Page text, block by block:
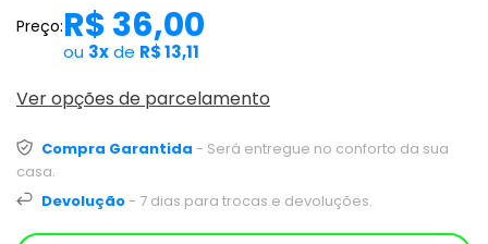
Preço:R$ 36,00
ou 3xde R$ 13,11
Ver opções de parcelamento
Compra Garantida - Será entregue no conforto da sua
casa.
Devolução - 7 dias para trocas e devoluções.